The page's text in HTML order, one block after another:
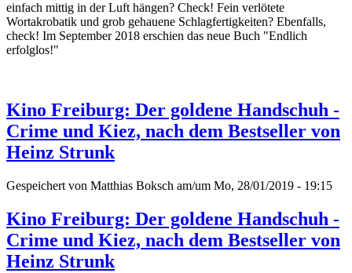
einfach mittig in der Luft hängen? Check! Fein verlötete
Wortakrobatik und grob gehauene Schlagfertigkeiten? Ebenfalls,
check! Im September 2018 erschien das neue Buch "Endlich
erfolglos!"
Kino Freiburg: Der goldene Handschuh -
Crime und Kiez, nach dem Bestseller von
Heinz Strunk
Gespeichert von Matthias Boksch am/um Mo, 28/01/2019 - 19:15
Kino Freiburg: Der goldene Handschuh -
Crime und Kiez, nach dem Bestseller von
Heinz Strunk